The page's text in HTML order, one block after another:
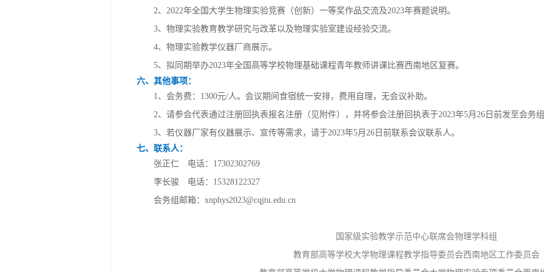
2、2022年全国大学生物理实验竞赛（创新）一等奖作品交流及2023年赛题说明。
3、物理实验教育教学研究与改革以及物理实验室建设经验交流。
4、物理实验教学仪器厂商展示。
5、拟同期举办2023年全国高等学校物理基础课程青年教师讲课比赛西南地区复赛。
六、其他事项：
1、会务费：1300元/人。会议期间食宿统一安排，费用自理，无会议补助。
2、请参会代表通过注册回执表报名注册（见附件），并将参会注册回执表于2023年5月26日前发至会务
3、若仪器厂家有仪器展示、宣传等需求，请于2023年5月26日前联系会议联系人。
七、联系人：
张正仁 电话：17302302769
李长骏 电话：15328122327
会务组邮箱：xnphys2023@cqjtu.edu.cn
国家级实验教学示范中心联席会物理学科组
教育部高等学校大学物理课程教学指导委员会西南地区工作委员会